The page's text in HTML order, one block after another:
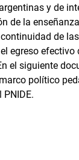
y de
de la
de
egreso efectivo
el siguiente
político